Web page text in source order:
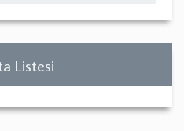
Listesi